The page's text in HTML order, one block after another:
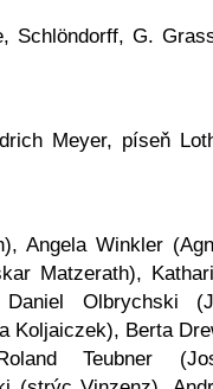
Schlöndorff, G.
Meyer, píseň
Angela Winkler
Matzerath),
Olbrychski
Koljaiczek), Berta
Teubner